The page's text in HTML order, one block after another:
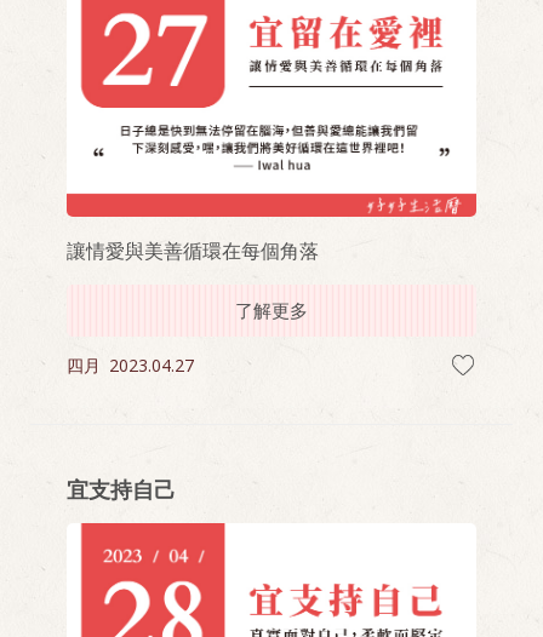
讓情愛與美善循環在每個角落
了解更多
四月 2023.04.27
宜支持自己